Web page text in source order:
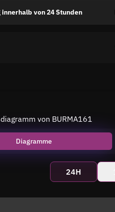
Asset-Listing
von 24 Stunden
von BURMA161
Diagramme
24H